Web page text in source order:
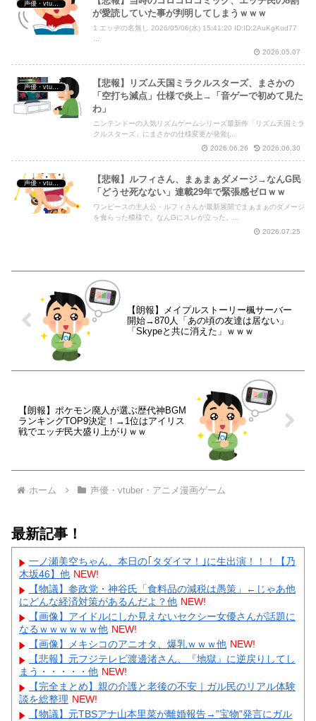
が愛読していた事が判明してしまうｗｗｗ
1 エッヂの名無し 2026/05/06(水) 15:41:20 ID:ID:2AuKgKud77
2026.05.07
【悲報】リズム天国ミラクルスターズ、まさかの
「空打ち減点」仕様で炎上→「音ゲーで初めて見た
わ」
ニンテンドーの人気リズムゲームシリーズ最新作「リズム天国ミラ
クルスターズ」にまさかの仕様変更が発覚(...
2026.06.26
2026.06.30
【悲報】ルフィさん、まぁまぁダメージ→なんG民
「どうせ死なない」連載29年で緊張感ゼロｗｗ
ワンピースの主人公・ルフィさんが最新展開でまぁまぁのダメージ
を食らった模様で、なんGにスレが立った。...
2026.07.25
【朗報】メイプルストーリー楓サーバー
開始→870人「あの頃の友達は居ない」
「Skypeと共に消えた」ｗｗｗ
【朗報】ポケモン廃人が選ぶ歴代神BGM
ランキングTOP9決定！→1位はアイリス
戦でエッヂ民大盛り上がりｗｗ
ホーム 声優・vtuber・アニメ漫画ゲーム
最新記事！
一ノ瀬美空ちゃん、本日の｢タダイマ！｣に生出演！！！【乃
木坂46】他 NEW!
【物議】参政党・神谷氏「食料品の減税は愚策」←じゃあ他
にどんな経済対策があるんだよ？他 NEW!
【画像】アイドルにしか見えないセクシー女優さんが話題に
なるｗｗｗｗｗｗ他 NEW!
【画像】メキシコのアニオタ、爆乳ｗｗｗ他 NEW!
【悲報】元フジテレビ渡邊渚さん、『地獄』に逆戻りしてし
まう・・・・・他 NEW!
【完全まとめ】親の介護と老後の不安｜ガル民のリアル体験
談を総整理 NEW!
【物議】元TBSアナ山本里菜が離婚報告→”宝物”発言にガル